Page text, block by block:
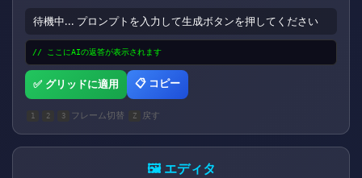
待機中... プロンプトを入力して生成ボタンを押してください
// ここにAIの返答が表示されます
✅ グリッドに適用 📋 コピー
1 2 3 フレーム切替 Z 戻す
🖼️ エディタ